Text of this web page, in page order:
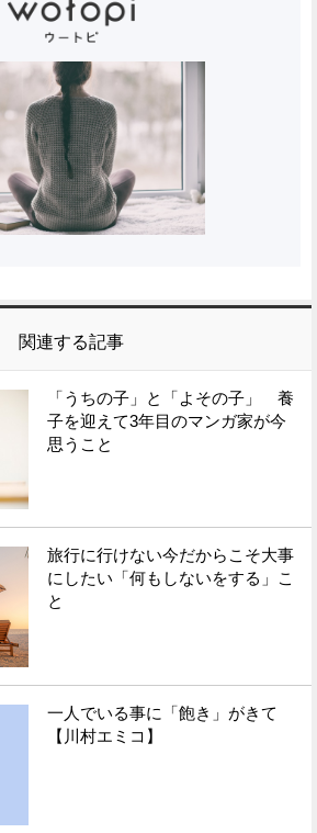
関連する記事
「うちの子」と「よその子」 養
子を迎えて3年目のマンガ家が今
思うこと
旅行に行けない今だからこそ大事
にしたい「何もしないをする」こ
と
一人でいる事に「飽き」がきて
【川村エミコ】